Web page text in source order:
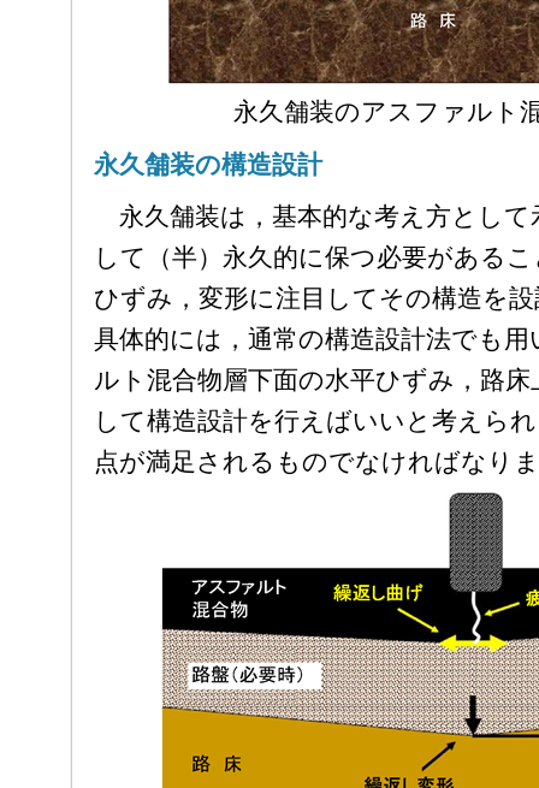
永久舗装のアスファルト
永久舗装の構造設計
永久舗装は，基本的な考え方とし
して（半）永久的に保つ必要がある
ひずみ，変形に注目してその構造を
具体的には，通常の構造設計法でも
ルト混合物層下面の水平ひずみ，路
して構造設計を行えばいいと考えら
点が満足されるものでなければなり